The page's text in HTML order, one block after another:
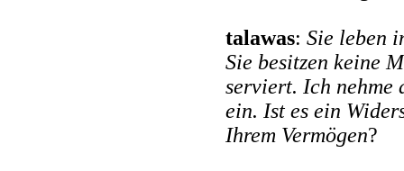
talawas: Sie leben
Sie besitzen keine
serviert. Ich nehme
ein. Ist es ein
Ihrem Vermögen?